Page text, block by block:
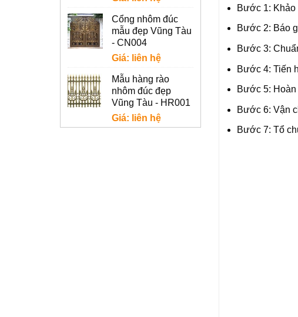
Cổng nhôm đúc
mẫu đẹp Vũng Tàu
- CN004
Giá: liên hệ
Mẫu hàng rào
nhôm đúc đẹp
Vũng Tàu - HR001
Giá: liên hệ
Bước 1: Khảo
Bước 2: Báo
Bước 3:
Bước 4: Tiến
Bước 5: Hoàn
Bước 6: Vận
Bước 7: Tổ